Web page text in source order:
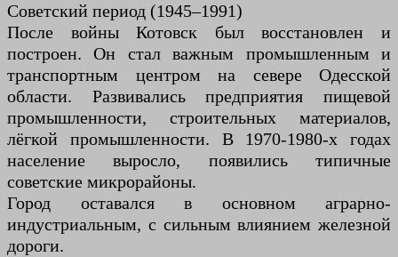
Советский период (1945–1991)
После войны Котовск был восстановлен и
построен. Он стал важным промышленным и
транспортным центром на севере Одесской
области. Развивались предприятия пищевой
промышленности, строительных материалов,
лёгкой промышленности. В 1970-1980-х годах
население выросло, появились типичные
советские микрорайоны.
Город оставался в основном аграрно-
индустриальным, с сильным влиянием железной
дороги.